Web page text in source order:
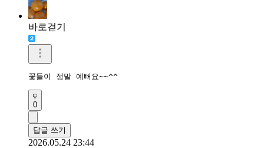
바로걷기
꽃들이 정말 예뻐요~~^^
0
답글 쓰기
2026.05.24 23:44